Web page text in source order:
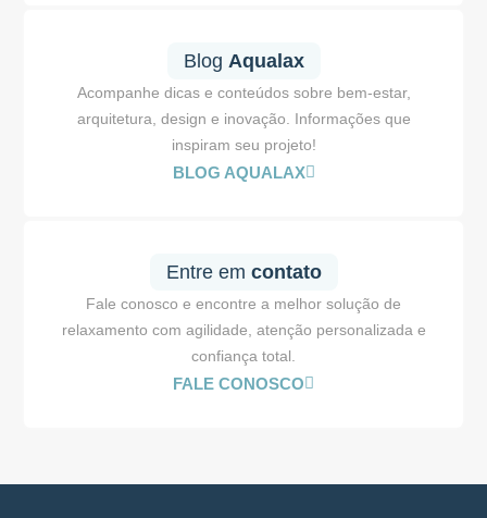
Blog Aqualax
Acompanhe dicas e conteúdos sobre bem-estar,
arquitetura, design e inovação. Informações que
inspiram seu projeto!
BLOG AQUALAX
Entre em contato
Fale conosco e encontre a melhor solução de
relaxamento com agilidade, atenção personalizada e
confiança total.
FALE CONOSCO